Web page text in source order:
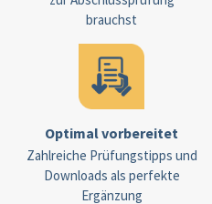
Optimal vorbereitet
brauchst
Zahlreiche Prüfungstipps und
Downloads als perfekte
Ergänzung